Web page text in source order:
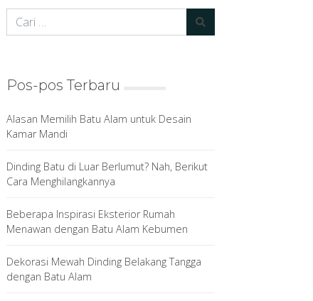
Pos-pos Terbaru
Alasan Memilih Batu Alam untuk Desain
Kamar Mandi
Dinding Batu di Luar Berlumut? Nah, Berikut
Cara Menghilangkannya
Beberapa Inspirasi Eksterior Rumah
Menawan dengan Batu Alam Kebumen
Dekorasi Mewah Dinding Belakang Tangga
dengan Batu Alam